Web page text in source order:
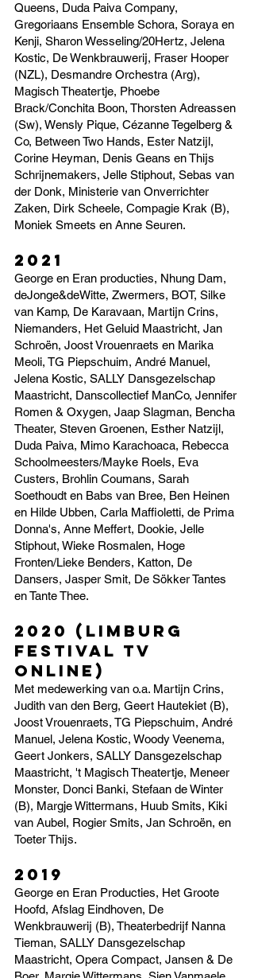
Queens, Duda Paiva Company,
Gregoriaans Ensemble Schora, Soraya en
Kenji, Sharon Wesseling/20Hertz, Jelena
Kostic, De Wenkbrauwerij, Fraser Hooper
(NZL), Desmandre Orchestra (Arg),
Magisch Theatertje, Phoebe
Brack/Conchita Boon, Thorsten Adreassen
(Sw), Wensly Pique, Cézanne Tegelberg &
Co, Between Two Hands, Ester Natzijl,
Corine Heyman, Denis Geans en Thijs
Schrijnemakers, Jelle Stiphout, Sebas van
der Donk, Ministerie van Onverrichter
Zaken, Dirk Scheele, Compagie Krak (B),
Moniek Smeets en Anne Seuren.
2021
George en Eran producties, Nhung Dam,
deJonge&deWitte, Zwermers, BOT, Silke
van Kamp, De Karavaan, Martijn Crins,
Niemanders, Het Geluid Maastricht, Jan
Schroën, Joost Vrouenraets en Marika
Meoli, TG Piepschuim, André Manuel,
Jelena Kostic, SALLY Dansgezelschap
Maastricht, Danscollectief ManCo, Jennifer
Romen & Oxygen, Jaap Slagman, Bencha
Theater, Steven Groenen, Esther Natzijl,
Duda Paiva, Mimo Karachoaca, Rebecca
Schoolmeesters/Mayke Roels, Eva
Custers, Brohlin Coumans, Sarah
Soethoudt en Babs van Bree, Ben Heinen
en Hilde Ubben, Carla Maffioletti, de Prima
Donna's, Anne Meffert, Dookie, Jelle
Stiphout, Wieke Rosmalen, Hoge
Fronten/Lieke Benders, Katton, De
Dansers, Jasper Smit, De Sökker Tantes
en Tante Thee.
2020 (Limburg
Festival TV
online)
Met medewerking van o.a. Martijn Crins,
Judith van den Berg, Geert Hautekiet (B),
Joost Vrouenraets, TG Piepschuim, André
Manuel, Jelena Kostic, Woody Veenema,
Geert Jonkers, SALLY Dansgezelschap
Maastricht, 't Magisch Theatertje, Meneer
Monster, Donci Banki, Stefaan de Winter
(B), Margje Wittermans, Huub Smits, Kiki
van Aubel, Rogier Smits, Jan Schroën, en
Toeter Thijs.
2019
George en Eran Producties, Het Groote
Hoofd, Afslag Eindhoven, De
Wenkbrauwerij (B), Theaterbedrijf Nanna
Tieman, SALLY Dansgezelschap
Maastricht, Opera Compact, Jansen & De